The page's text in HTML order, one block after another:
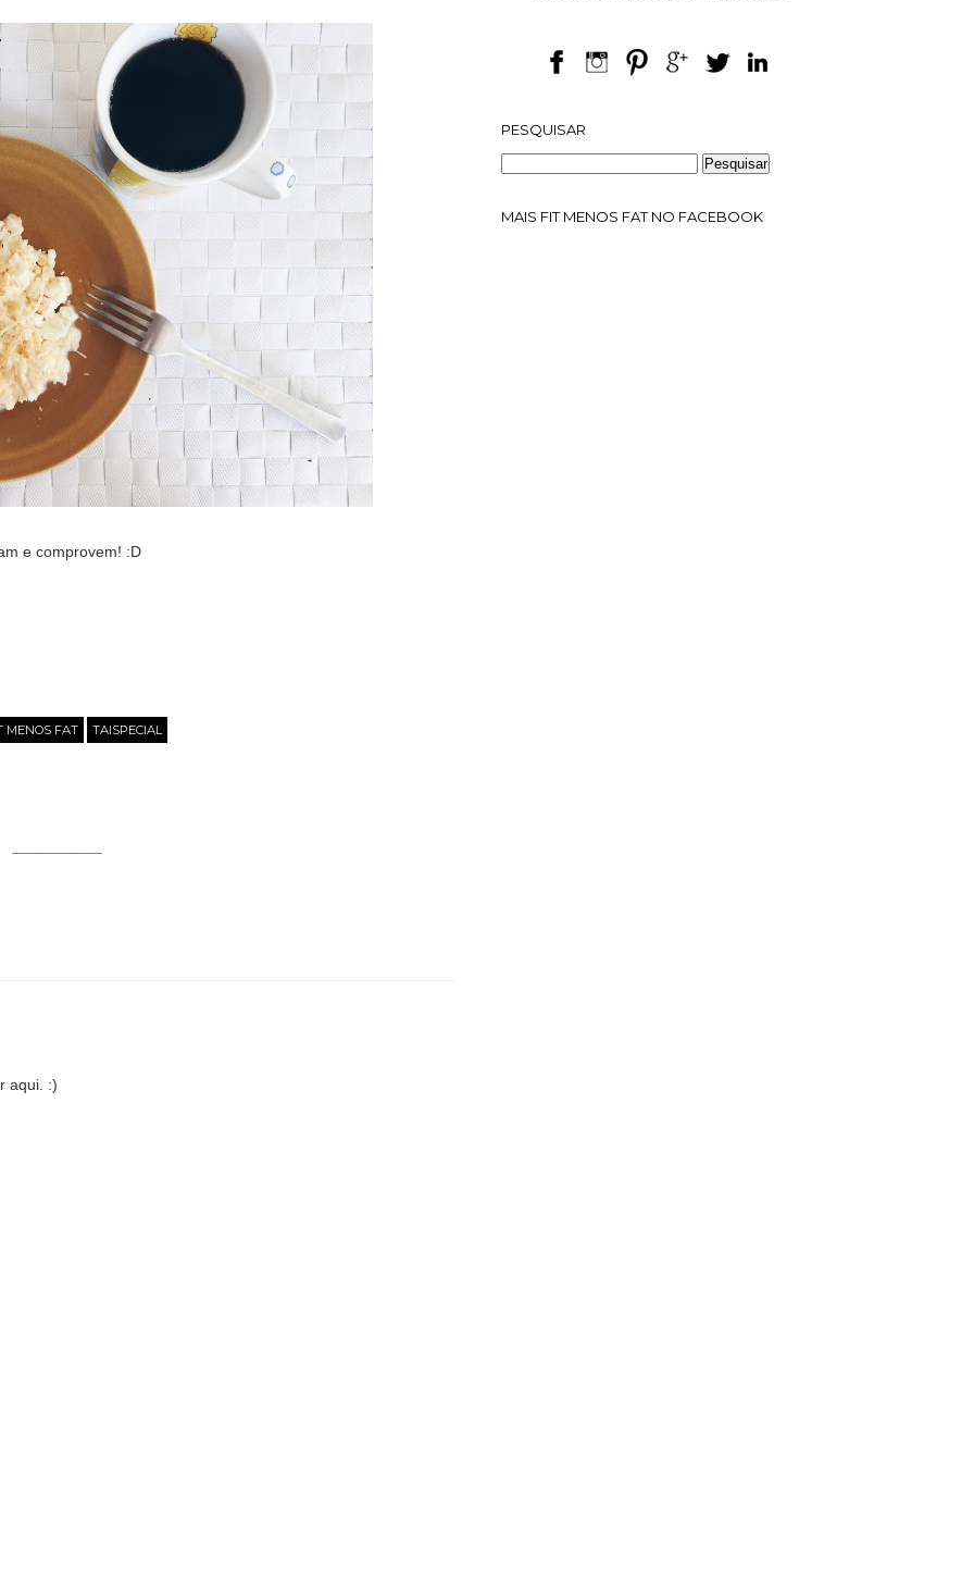
e comprovem! :D
MENOS FAT TAISPECIAL
aqui. :)
PESQUISAR
MAIS FIT MENOS FAT NO FACEBOOK